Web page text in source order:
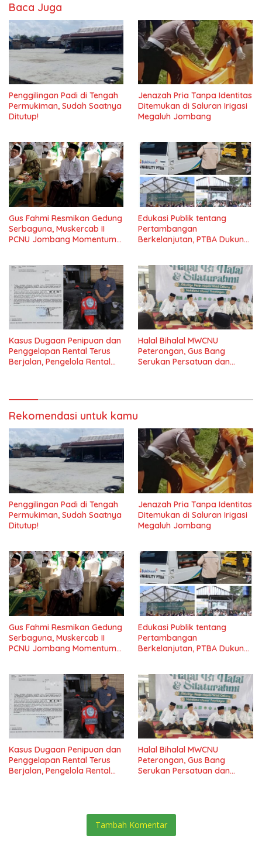
Baca Juga
Penggilingan Padi di Tengah
Permukiman, Sudah Saatnya
Jenazah Pria Tanpa Identitas
Ditemukan di Saluran Irigasi
Megaluh Jombang
Gus Fahmi Resmikan Gedung
Serbaguna, Muskercab II
PCNU Jombang Momentum
Edukasi Publik tentang
Pertambangan
Berkelanjutan, PTBA Dukung
Kasus Dugaan Penipuan dan
Penggelapan Rental Terus
Berjalan, Pengelola Rental
Halal Bihalal MWCNU
Peterongan, Gus Bang
Serukan Persatuan dan
Rekomendasi untuk kamu
Penggilingan Padi di Tengah
Permukiman, Sudah Saatnya
Jenazah Pria Tanpa Identitas
Ditemukan di Saluran Irigasi
Megaluh Jombang
Gus Fahmi Resmikan Gedung
Serbaguna, Muskercab II
PCNU Jombang Momentum
Edukasi Publik tentang
Pertambangan
Berkelanjutan, PTBA Dukung
Kasus Dugaan Penipuan dan
Penggelapan Rental Terus
Berjalan, Pengelola Rental
Halal Bihalal MWCNU
Peterongan, Gus Bang
Serukan Persatuan dan
Tambah Komentar